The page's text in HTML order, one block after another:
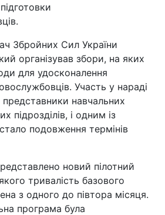
Збройних Сил України
організував збори, на яких
для удосконалення
Участь у нараді
навчальних
підрозділів, і одним із
подовження термінів
новий пілотний
тривалість базового
з одного до півтора місяця.
програма була